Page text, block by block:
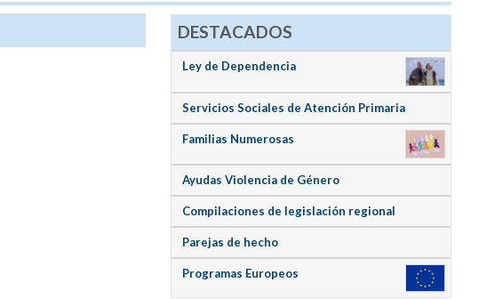
DESTACADOS
Ley de Dependencia
Servicios Sociales de Atención Primaria
Familias Numerosas
Ayudas Violencia de Género
Compilaciones de legislación regional
Parejas de hecho
Programas Europeos